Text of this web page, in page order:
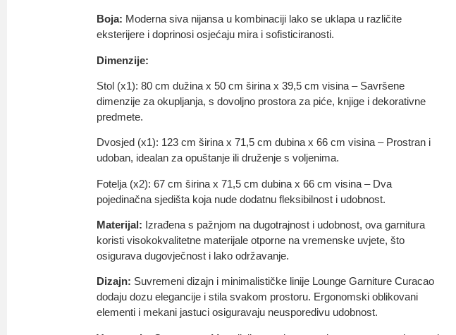
Boja: Moderna siva nijansa u kombinaciji lako se uklapa u različite
eksterijere i doprinosi osjećaju mira i sofisticiranosti.
Dimenzije:
Stol (x1): 80 cm dužina x 50 cm širina x 39,5 cm visina – Savršene
dimenzije za okupljanja, s dovoljno prostora za piće, knjige i dekorativne
predmete.
Dvosjed (x1): 123 cm širina x 71,5 cm dubina x 66 cm visina – Prostran i
udoban, idealan za opuštanje ili druženje s voljenima.
Fotelja (x2): 67 cm širina x 71,5 cm dubina x 66 cm visina – Dva
pojedinačna sjedišta koja nude dodatnu fleksibilnost i udobnost.
Materijal: Izrađena s pažnjom na dugotrajnost i udobnost, ova garnitura
koristi visokokvalitetne materijale otporne na vremenske uvjete, što
osigurava dugovječnost i lako održavanje.
Dizajn: Suvremeni dizajn i minimalističke linije Lounge Garniture Curacao
dodaju dozu elegancije i stila svakom prostoru. Ergonomski oblikovani
elementi i mekani jastuci osiguravaju neusporedivu udobnost.